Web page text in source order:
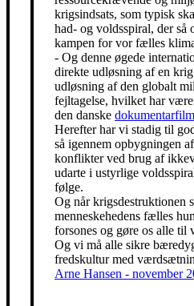
krigsindsats, som typisk
had- og voldsspiral, der så
kampen for vor fælles
- Og denne øgede
direkte udløsning af en
udløsning af den globalt
fejltagelse, hvilket har
den danske dokumentarfilm
Herefter har vi stadig til
så igennem opbygningen
konflikter ved brug af
udarte i ustyrlige
følge.
Og når krigsdestruktionen
menneskehedens fælles
forsones og gøre os alle til
Og vi må alle sikre
fredskultur med
Arne Hansen - november